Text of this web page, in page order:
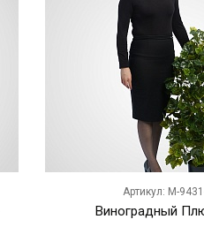
Артикул: M-
Виноградный